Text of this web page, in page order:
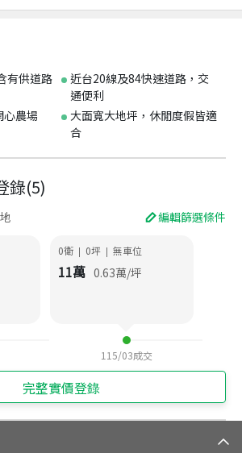
有供道路
近台20線及84快速道路，交
通便利
心農場
大面寬大地坪，休閒度假皆適
合
錄(5)
編輯篩選條件
0衛 | 0坪 | 無車位
11萬 0.63萬/坪
115/03成交
完整實價登錄